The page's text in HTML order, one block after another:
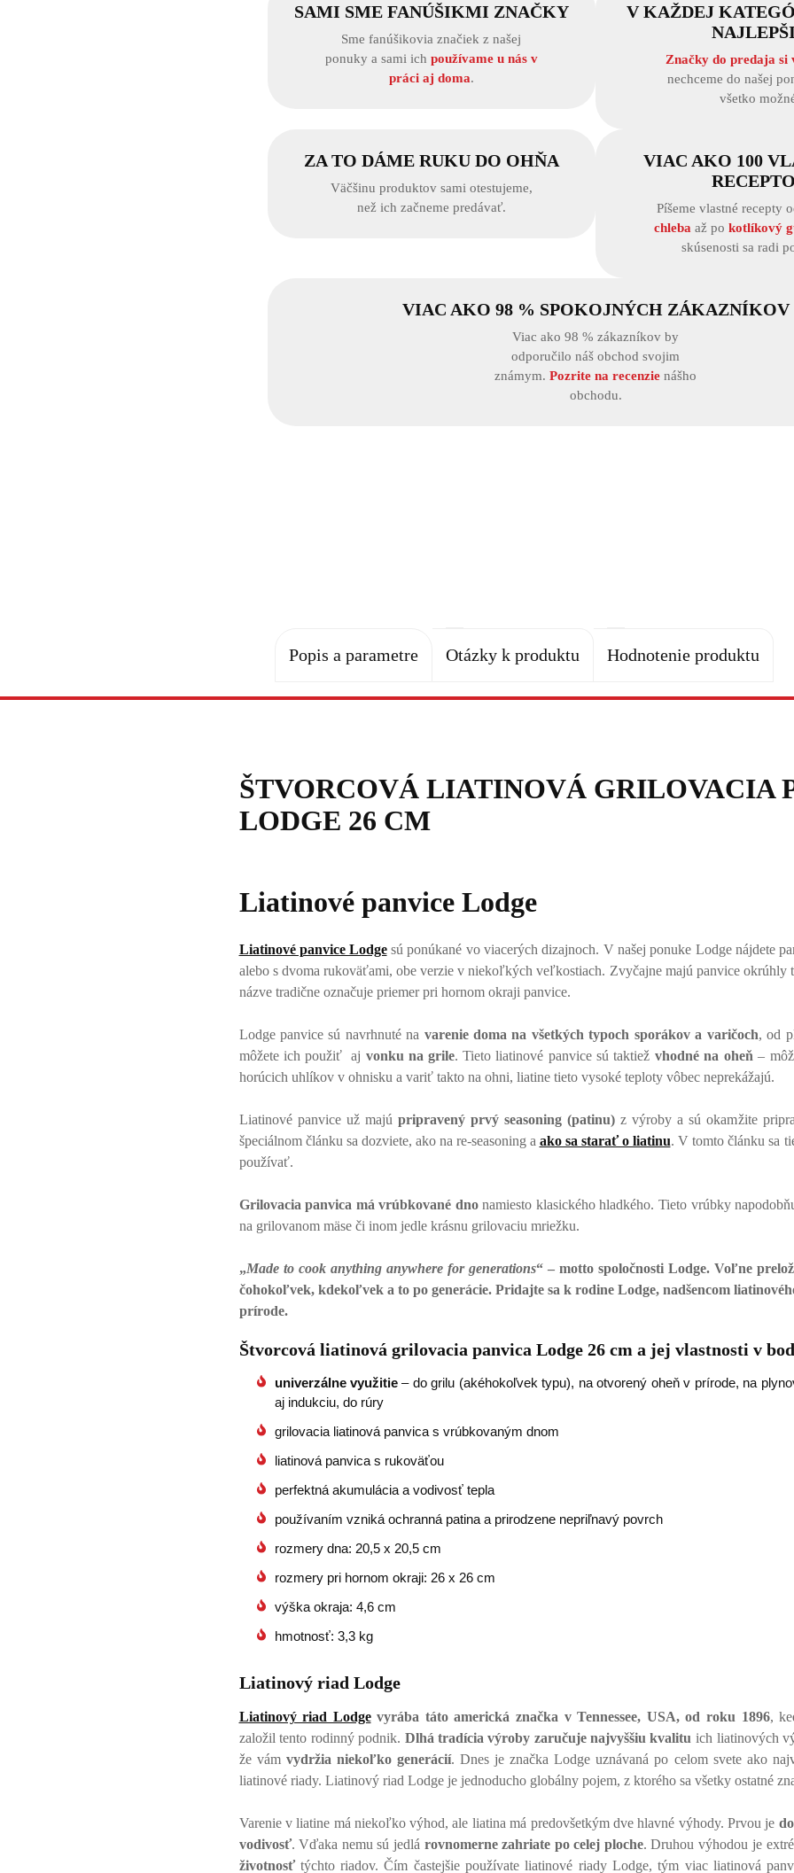
SAMI SME FANÚŠIKMI ZNAČKY
Sme fanúšikovia značiek z našej
ponuky a sami ich používame u nás v
práci aj doma.
V KAŽDEJ
Značky do predaja si
nechceme do našej
všetko
ZA TO DÁME RUKU DO OHŇA
Väčšinu produktov sami otestujeme,
než ich začneme predávať.
VIAC AKO 100
Píšeme vlastné recepty
chleba až pokotlíkový
skúsenosti sa radi
VIAC AKO 98 % SPOKOJNÝCH ZÁKAZNÍKOV
Viac ako 98 % zákazníkov by
odporučilo náš obchod svojim
známym. Pozrite na recenzie nášho
obchodu.
Popis a parametre Otázky k produktu Hodnotenie produktu
ŠTVORCOVÁ LIATINOVÁ GRILOVACIA
LODGE 26 CM
Liatinové panvice Lodge
Liatinové panvice Lodgesú ponúkané vo viacerých dizajnoch. V našej ponuke Lodge nájdete
alebo s dvoma rukoväťami, obe verzie v niekoľkých veľkostiach. Zvyčajne majú panvice okrúhly
názve tradične označuje priemer pri hornom okraji panvice.
Lodge panvice sú navrhnuté na varenie doma na všetkých typoch sporákov a varičoch, od
môžete ich použiť aj vonku na grile. Tieto liatinové panvice sú taktiež vhodné na oheň –
horúcich uhlíkov v ohnisku a variť takto na ohni, liatine tieto vysoké teploty vôbec neprekážajú.
Liatinové panvice už majú pripravený prvý seasoning (patinu)z výroby a sú okamžite
špeciálnom článku sa dozviete, ako na re-seasoning a ako sa starať o liatinu. V tomto článku sa
používať.
Grilovacia panvica má vrúbkované dnonamiesto klasického hladkého. Tieto vrúbky
na grilovanom mäse či inom jedle krásnu grilovaciu mriežku.
„Made to cook anything anywhere for generations“ – motto spoločnosti Lodge. Voľne
čohokoľvek, kdekoľvek a to po generácie. Pridajte sa k rodine Lodge, nadšencom
prírode.
Štvorcová liatinová grilovacia panvica Lodge 26 cm a jej vlastnosti v
univerzálne využitie– do grilu (akéhokoľvek typu), na otvorený oheň v prírode, na
aj indukciu, do rúry
grilovacia liatinová panvica s vrúbkovaným dnom
liatinová panvica s rukoväťou
perfektná akumulácia a vodivosť tepla
používaním vzniká ochranná patina a prirodzene nepriľnavý povrch
rozmery dna: 20,5 x 20,5 cm
rozmery pri hornom okraji: 26 x 26 cm
výška okraja: 4,6 cm
hmotnosť: 3,3 kg
Liatinový riad Lodge
Liatinový riad Lodgevyrába táto americká značka v Tennessee, USA, od roku 1896,
založil tento rodinný podnik. Dlhá tradícia výroby zaručuje najvyššiu kvalitu ich liatinových
že vám vydržia niekoľko generácií. Dnes je značka Lodge uznávaná po celom svete ako
liatinové riady. Liatinový riad Lodge je jednoducho globálny pojem, z ktorého sa všetky ostatné
Varenie v liatine má niekoľko výhod, ale liatina má predovšetkým dve hlavné výhody. Prvou je
vodivosť. Vďaka nemu sú jedlá rovnomerne zahriate po celej ploche. Druhou výhodou je
životnosťtýchto riadov. Čím častejšie používate liatinové riady Lodge, tým viac liatinová